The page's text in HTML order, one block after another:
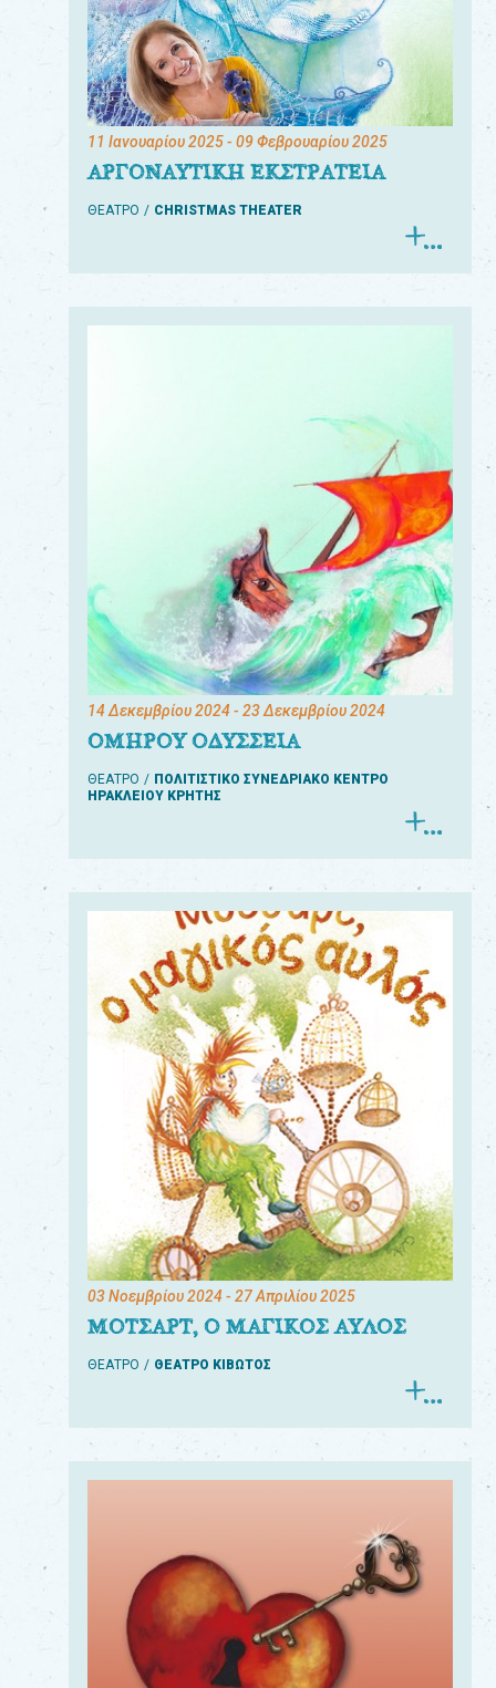
11 Ιανουαρίου 2025- 09 Φεβρουαρίου 2025
ΑΡΓΟΝΑΥΤΙΚΗ ΕΚΣΤΡΑΤΕΙΑ
ΘΕΑΤΡΟ CHRISTMAS THEATER
14 Δεκεμβρίου 2024- 23 Δεκεμβρίου 2024
ΟΜΗΡΟΥ ΟΔΥΣΣΕΙΑ
ΘΕΑΤΡΟ
ΠΟΛΙΤΙΣΤΙΚΟ ΣΥΝΕΔΡΙΑΚΟ ΚΕΝΤΡΟ
ΗΡΑΚΛΕΙΟΥ ΚΡΗΤΗΣ
03 Νοεμβρίου 2024- 27 Απριλίου 2025
ΜΟΤΣΑΡΤ, Ο ΜΑΓΙΚΟΣ ΑΥΛΟΣ
ΘΕΑΤΡΟ ΘΕΑΤΡΟ ΚΙΒΩΤΟΣ